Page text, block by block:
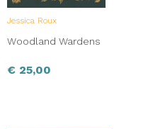
Jessica Roux
Woodland Wardens
€ 25,00